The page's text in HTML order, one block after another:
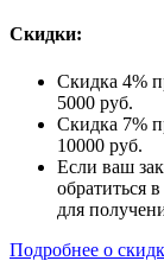
Скидки:
Скидка 4%
5000 руб.
Скидка 7%
10000 руб.
Если ваш
обратиться
для
Подробнее о